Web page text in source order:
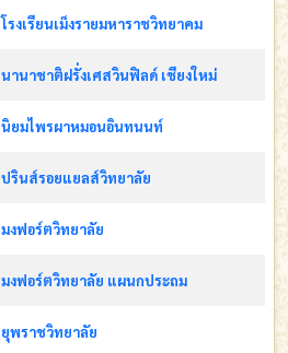
โรงเรียนเม็งรายมหาราชวิทยาคม
นานาชาติฝรั่งเศสวินฟิลด์ เชียงใหม่
นิยมไพรผาหมอนอินทนนท์
ปรินส์รอยแยลส์วิทยาลัย
มงฟอร์ตวิทยาลัย
มงฟอร์ตวิทยาลัย แผนกประถม
ยุพราชวิทยาลัย